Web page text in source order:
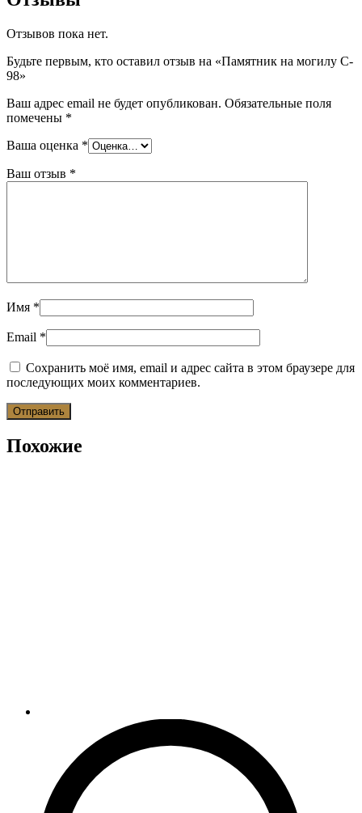
Отзывов пока нет.
Будьте первым, кто оставил отзыв на «Памятник на могилу C-
98»
Ваш адрес email не будет опубликован. Обязательные поля
помечены *
Ваша оценка *
Ваш отзыв *
Имя *
Email *
Сохранить моё имя, email и адрес сайта в этом браузере для
последующих моих комментариев.
Похожие